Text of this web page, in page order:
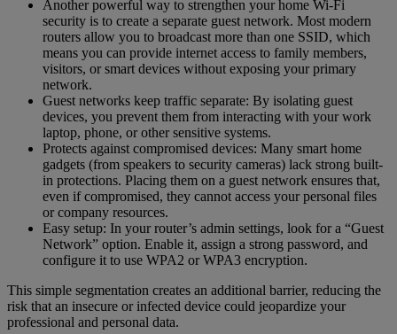
Another powerful way to strengthen your home Wi-Fi
security is to create a separate guest network. Most modern
routers allow you to broadcast more than one SSID, which
means you can provide internet access to family members,
visitors, or smart devices without exposing your primary
network.
Guest networks keep traffic separate: By isolating guest
devices, you prevent them from interacting with your work
laptop, phone, or other sensitive systems.
Protects against compromised devices: Many smart home
gadgets (from speakers to security cameras) lack strong built-
in protections. Placing them on a guest network ensures that,
even if compromised, they cannot access your personal files
or company resources.
Easy setup: In your router’s admin settings, look for a “Guest
Network” option. Enable it, assign a strong password, and
configure it to use WPA2 or WPA3 encryption.
This simple segmentation creates an additional barrier, reducing the
risk that an insecure or infected device could jeopardize your
professional and personal data.